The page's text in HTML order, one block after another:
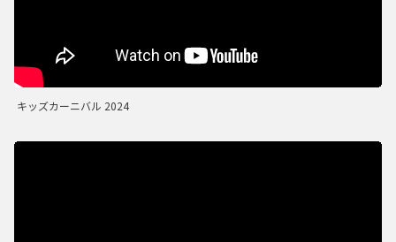
キッズカーニバル 2024